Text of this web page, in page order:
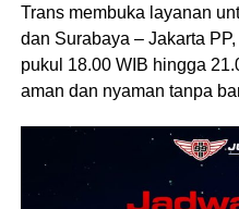
Trans membuka layanan
dan Surabaya – Jakarta
pukul 18.00 WIB hingga
aman dan nyaman tanpa